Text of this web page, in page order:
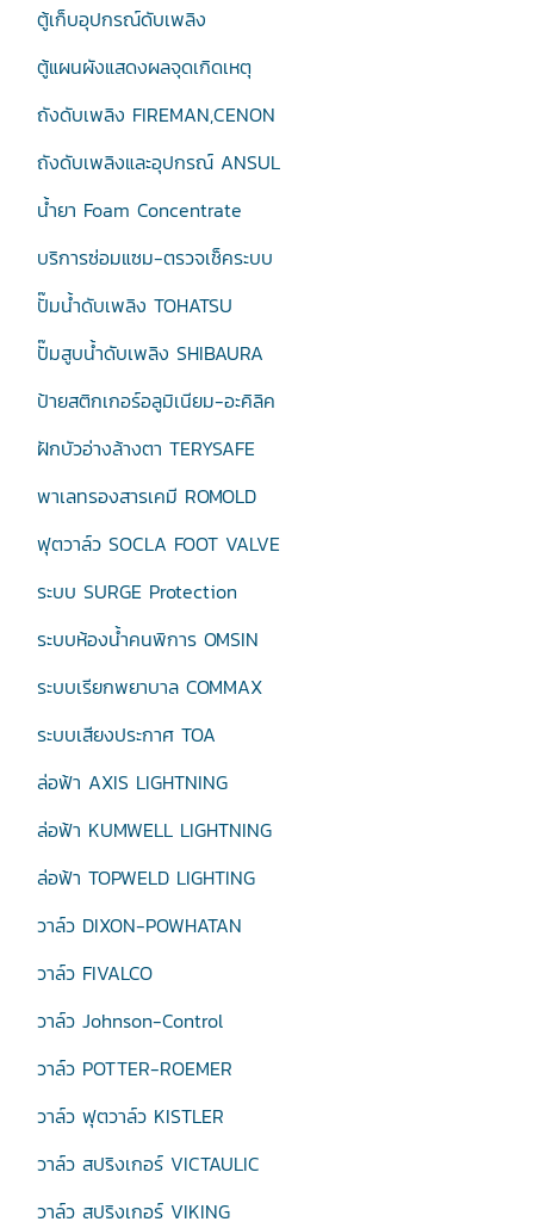
ตู้เก็บอุปกรณ์ดับเพลิง
ตู้แผนผังแสดงผลจุดเกิดเหตุ
ถังดับเพลิง FIREMAN,CENON
ถังดับเพลิงและอุปกรณ์ ANSUL
น้ำยา Foam Concentrate
บริการซ่อมแซม-ตรวจเช็คระบบ
ปั๊มน้ำดับเพลิง TOHATSU
ปั๊มสูบน้ำดับเพลิง SHIBAURA
ป้ายสติกเกอร์อลูมิเนียม-อะคิลิค
ฝักบัวอ่างล้างตา TERYSAFE
พาเลทรองสารเคมี ROMOLD
ฟุตวาล์ว SOCLA FOOT VALVE
ระบบ SURGE Protection
ระบบห้องน้ำคนพิการ OMSIN
ระบบเรียกพยาบาล COMMAX
ระบบเสียงประกาศ TOA
ล่อฟ้า AXIS LIGHTNING
ล่อฟ้า KUMWELL LIGHTNING
ล่อฟ้า TOPWELD LIGHTING
วาล์ว DIXON-POWHATAN
วาล์ว FIVALCO
วาล์ว Johnson-Control
วาล์ว POTTER-ROEMER
วาล์ว ฟุตวาล์ว KISTLER
วาล์ว สปริงเกอร์ VICTAULIC
วาล์ว สปริงเกอร์ VIKING